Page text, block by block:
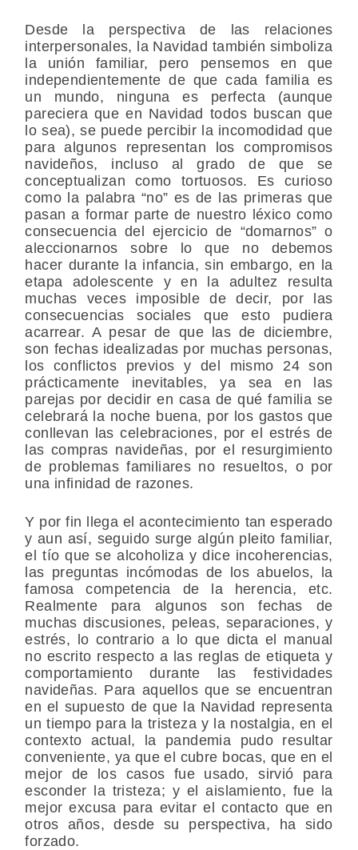
Desde la perspectiva de las relaciones
interpersonales, la Navidad también simboliza
la unión familiar, pero pensemos en que
independientemente de que cada familia es
un mundo, ninguna es perfecta (aunque
pareciera que en Navidad todos buscan que
lo sea), se puede percibir la incomodidad que
para algunos representan los compromisos
navideños, incluso al grado de que se
conceptualizan como tortuosos. Es curioso
como la palabra “no” es de las primeras que
pasan a formar parte de nuestro léxico como
consecuencia del ejercicio de “domarnos” o
aleccionarnos sobre lo que no debemos
hacer durante la infancia, sin embargo, en la
etapa adolescente y en la adultez resulta
muchas veces imposible de decir, por las
consecuencias sociales que esto pudiera
acarrear. A pesar de que las de diciembre,
son fechas idealizadas por muchas personas,
los conflictos previos y del mismo 24 son
prácticamente inevitables, ya sea en las
parejas por decidir en casa de qué familia se
celebrará la noche buena, por los gastos que
conllevan las celebraciones, por el estrés de
las compras navideñas, por el resurgimiento
de problemas familiares no resueltos, o por
una infinidad de razones.
Y por fin llega el acontecimiento tan esperado
y aun así, seguido surge algún pleito familiar,
el tío que se alcoholiza y dice incoherencias,
las preguntas incómodas de los abuelos, la
famosa competencia de la herencia, etc.
Realmente para algunos son fechas de
muchas discusiones, peleas, separaciones, y
estrés, lo contrario a lo que dicta el manual
no escrito respecto a las reglas de etiqueta y
comportamiento durante las festividades
navideñas. Para aquellos que se encuentran
en el supuesto de que la Navidad representa
un tiempo para la tristeza y la nostalgia, en el
contexto actual, la pandemia pudo resultar
conveniente, ya que el cubre bocas, que en el
mejor de los casos fue usado, sirvió para
esconder la tristeza; y el aislamiento, fue la
mejor excusa para evitar el contacto que en
otros años, desde su perspectiva, ha sido
forzado.